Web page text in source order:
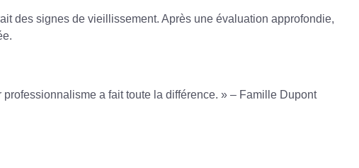
des signes de vieillissement. Après une évaluation approfondie,
a fait toute la différence. » – Famille Dupont